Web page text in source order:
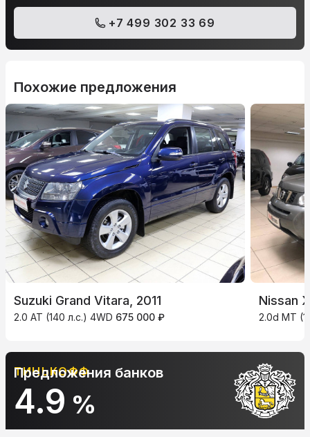
+7 499 302 33 69
Похожие предложения
Suzuki Grand Vitara, 2011
2.0 AT (140 л.с.) 4WD 675 000 ₽
Nissan
2.0d MT
АЛЬФА-БАНК
10.9%
Предложения банков